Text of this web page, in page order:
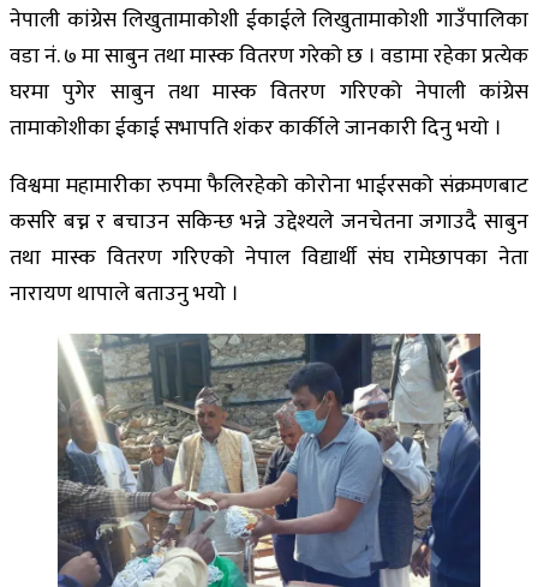
नेपाली कांग्रेस लिखुतामाकोशी ईकाईले लिखुतामाकोशी गाउँपालिका
वडा नं. ७ मा साबुन तथा मास्क वितरण गरेको छ । वडामा रहेका प्रत्येक
घरमा पुगेर साबुन तथा मास्क वितरण गरिएको नेपाली कांग्रेस
तामाकोशीका ईकाई सभापति शंकर कार्कीले जानकारी दिनु भयो ।
विश्वमा महामारीका रुपमा फैलिरहेको कोरोना भाईरसको संक्रमणबाट
कसरि बच्न र बचाउन सकिन्छ भन्ने उद्देश्यले जनचेतना जगाउदै साबुन
तथा मास्क वितरण गरिएको नेपाल विद्यार्थी संघ रामेछापका नेता
नारायण थापाले बताउनु भयो ।